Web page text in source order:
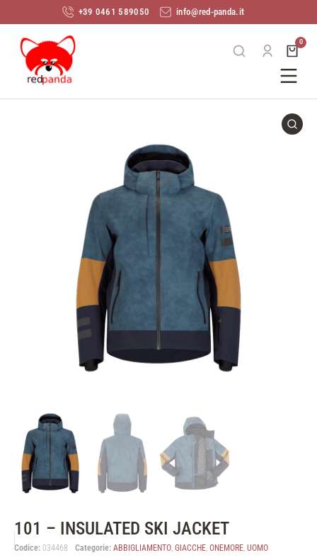
+39 0461 589050 info@red-panda.it
101 – INSULATED SKI JACKET
Codice: 034468 Categorie: ABBIGLIAMENTO GIACCHE ONEMORE UOMO